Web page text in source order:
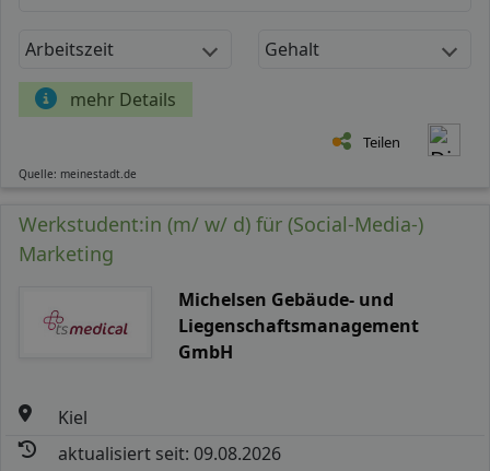
Arbeitszeit Gehalt
mehr Details
Teilen
Quelle: meinestadt.de
Werkstudent:in (m/ w/ d) für (Social-Media-)
Marketing
Michelsen Gebäude- und
Liegenschaftsmanagement
GmbH
Kiel
aktualisiert seit: 09.08.2026